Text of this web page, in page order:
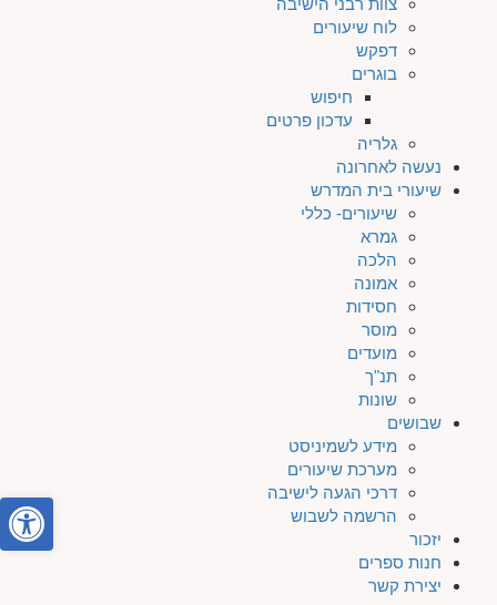
לוח שיעורים
דפקש
בוגרים
חיפוש
עדכון פרטים
גלריה
נעשה לאחרונה
שיעורי בית המדרש
שיעורים- כללי
גמרא
הלכה
אמונה
חסידות
מוסר
מועדים
תנ"ך
שונות
שבושים
מידע לשמיניסט
מערכת שיעורים
דרכי הגעה לישיבה
הרשמה לשבוש
יזכור
חנות ספרים
יצירת קשר
פתח